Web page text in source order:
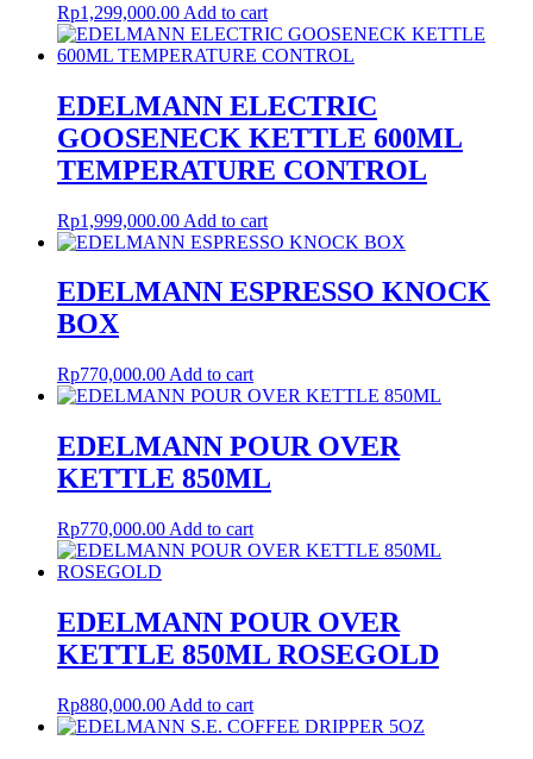
Rp1,299,000.00 Add to cart
EDELMANN ELECTRIC
GOOSENECK KETTLE 600ML
TEMPERATURE CONTROL
Rp1,999,000.00 Add to cart
EDELMANN ESPRESSO KNOCK
BOX
Rp770,000.00 Add to cart
EDELMANN POUR OVER
KETTLE 850ML
Rp770,000.00 Add to cart
EDELMANN POUR OVER
KETTLE 850ML ROSEGOLD
Rp880,000.00 Add to cart